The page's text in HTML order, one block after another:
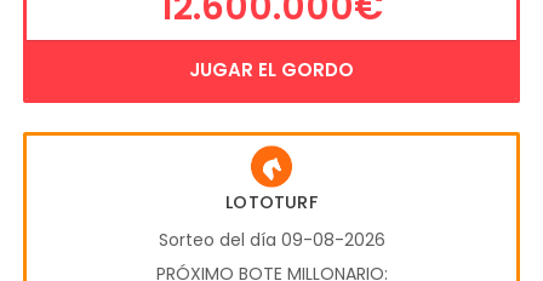
JUGAR EL GORDO
LOTOTURF
Sorteo del día 09-08-2026
PRÓXIMO BOTE MILLONARIO: